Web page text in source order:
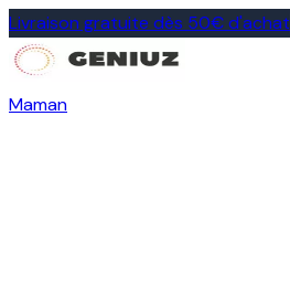
Livraison gratuite dès 50€ d'achat
Maman